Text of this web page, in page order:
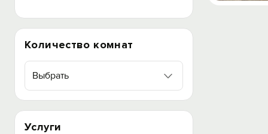
Количество комнат
Выбрать
Услуги